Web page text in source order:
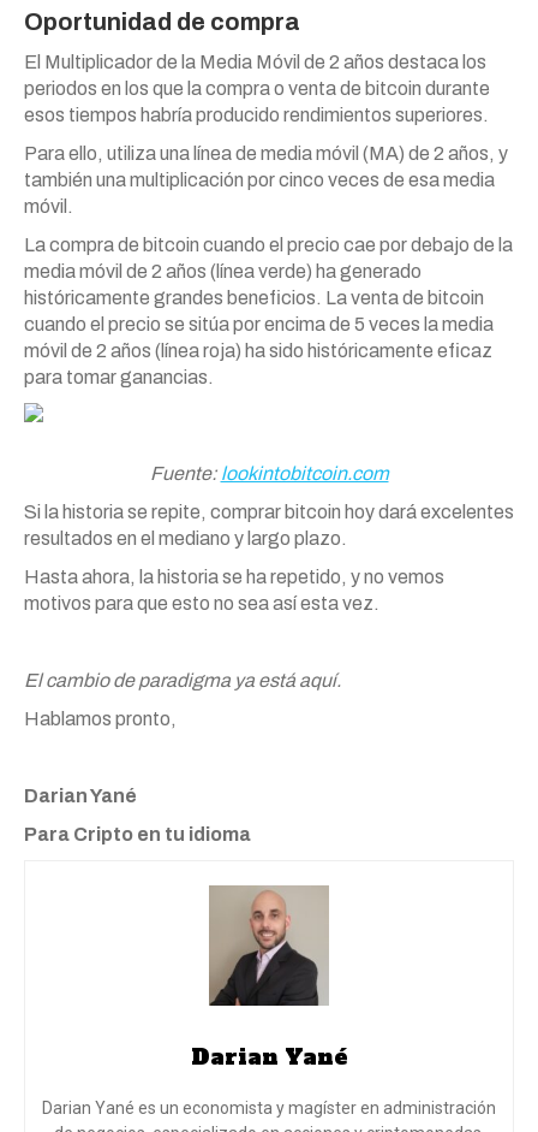
Oportunidad de compra
El Multiplicador de la Media Móvil de 2 años destaca los
periodos en los que la compra o venta de bitcoin durante
esos tiempos habría producido rendimientos superiores.
Para ello, utiliza una línea de media móvil (MA) de 2 años, y
también una multiplicación por cinco veces de esa media
móvil.
La compra de bitcoin cuando el precio cae por debajo de la
media móvil de 2 años (línea verde) ha generado
históricamente grandes beneficios. La venta de bitcoin
cuando el precio se sitúa por encima de 5 veces la media
móvil de 2 años (línea roja) ha sido históricamente eficaz
para tomar ganancias.
Fuente: lookintobitcoin.com
Si la historia se repite, comprar bitcoin hoy dará excelentes
resultados en el mediano y largo plazo.
Hasta ahora, la historia se ha repetido, y no vemos
motivos para que esto no sea así esta vez.
El cambio de paradigma ya está aquí.
Hablamos pronto,
Darian Yané
Para Cripto en tu idioma
Darian Yané
Darian Yané es un economista y magíster en administración